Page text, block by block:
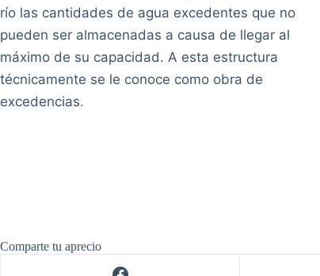
río las cantidades de agua excedentes que no
pueden ser almacenadas a causa de llegar al
máximo de su capacidad. A esta estructura
técnicamente se le conoce como obra de
excedencias.
Comparte tu aprecio